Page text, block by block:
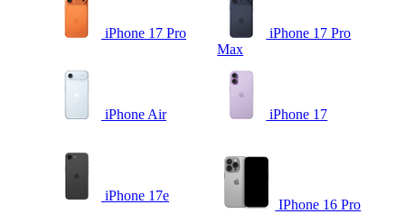
iPhone 17 Pro
iPhone 17 Pro
Max
iPhone Air iPhone 17
iPhone 17e
IPhone 16 Pro